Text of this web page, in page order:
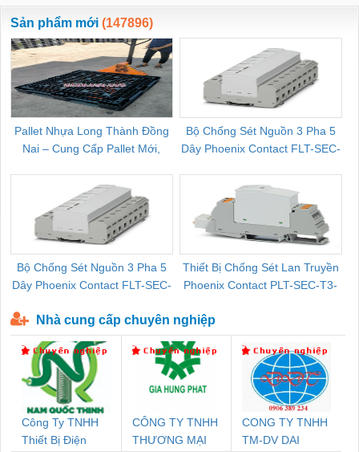
ewara
CHUA CHAY
Sản phẩm mới (147896)
Pallet Nhựa Long Thành Đồng
Nai – Cung Cấp Pallet Mới,
Bộ Chống Sét Nguồn 3 Pha 5
Dây Phoenix Contact FLT-SEC-
Bộ Chống Sét Nguồn 3 Pha 5
Dây Phoenix Contact FLT-SEC-
Thiết Bị Chống Sét Lan Truyền
Phoenix Contact PLT-SEC-T3-
Nhà cung cấp chuyên nghiệp
Công Ty TNHH
Thiết Bị Điện
CÔNG TY TNHH
THƯƠNG MẠI
CONG TY TNHH
TM-DV DAI